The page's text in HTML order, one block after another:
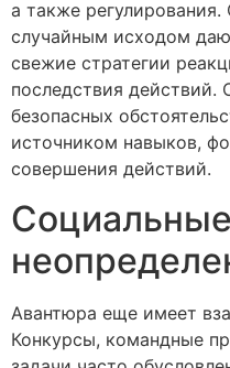
а также
случайным исходом
свежие стратегии
последствия
безопасных
источником навыков,
совершения действий.
Авантюра еще имеет
Конкурсы, командные